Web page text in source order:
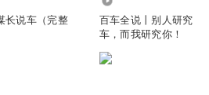
长说车（完整
百车全说丨别人研究
车，而我研究你！